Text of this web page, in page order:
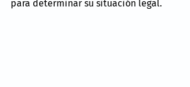
para determinar su situación legal.